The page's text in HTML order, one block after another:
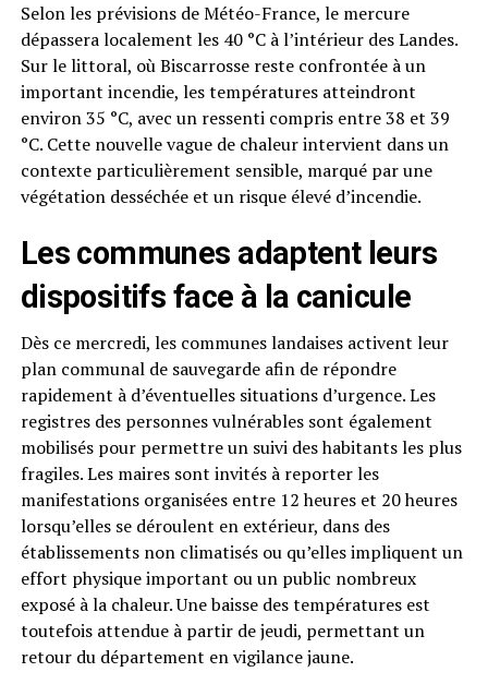
Selon les prévisions de Météo-France, le mercure
dépassera localement les 40 °C à l’intérieur des Landes.
Sur le littoral, où Biscarrosse reste confrontée à un
important incendie, les températures atteindront
environ 35 °C, avec un ressenti compris entre 38 et 39
°C. Cette nouvelle vague de chaleur intervient dans un
contexte particulièrement sensible, marqué par une
végétation desséchée et un risque élevé d’incendie.
Les communes adaptent leurs
dispositifs face à la canicule
Dès ce mercredi, les communes landaises activent leur
plan communal de sauvegarde afin de répondre
rapidement à d’éventuelles situations d’urgence. Les
registres des personnes vulnérables sont également
mobilisés pour permettre un suivi des habitants les plus
fragiles. Les maires sont invités à reporter les
manifestations organisées entre 12 heures et 20 heures
lorsqu’elles se déroulent en extérieur, dans des
établissements non climatisés ou qu’elles impliquent un
effort physique important ou un public nombreux
exposé à la chaleur. Une baisse des températures est
toutefois attendue à partir de jeudi, permettant un
retour du département en vigilance jaune.